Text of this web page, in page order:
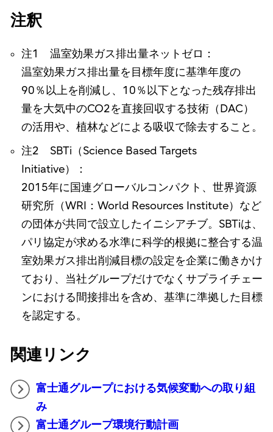
注釈
注1 温室効果ガス排出量ネットゼロ：
温室効果ガス排出量を目標年度に基準年度の
90％以上を削減し、10％以下となった残存排出
量を大気中のCO2を直接回収する技術（DAC）
の活用や、植林などによる吸収で除去すること。
注2 SBTi（Science Based Targets
Initiative）：
2015年に国連グローバルコンパクト、世界資源
研究所（WRI：World Resources Institute）など
の団体が共同で設立したイニシアチブ。SBTiは、
パリ協定が求める水準に科学的根拠に整合する温
室効果ガス排出削減目標の設定を企業に働きかけ
ており、当社グループだけでなくサプライチェー
ンにおける間接排出を含め、基準に準拠した目標
を認定する。
関連リンク
富士通グループにおける気候変動への取り組
み
富士通グループ環境行動計画